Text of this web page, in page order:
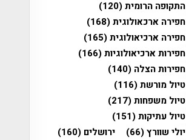
התקופה הרומית(120)
חפירה ארכאולוגית(168)
חפירה ארכיאולוגית(165)
חפירות ארכיאולוגיות(166)
חפירות הצלה (140)
טיול מורשת(116)
טיול משפחות(217)
טיול עתיקות(151)
יולי שוורץ(66) ירושלים (160)